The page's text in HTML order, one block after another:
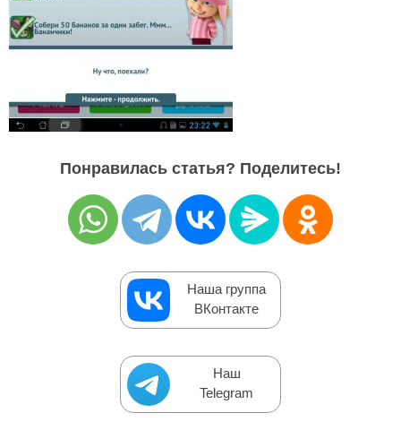
Понравилась статья? Поделитесь!
Наша группа
ВКонтакте
Наш
Telegram